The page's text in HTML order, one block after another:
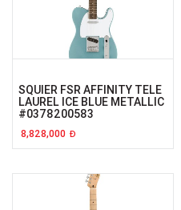
SQUIER FSR AFFINITY TELE
LAUREL ICE BLUE METALLIC
#0378200583
8,828,000 Đ